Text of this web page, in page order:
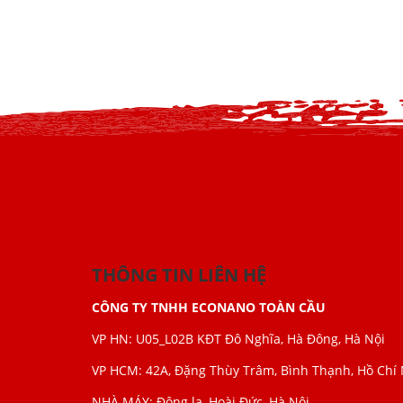
THÔNG TIN LIÊN HỆ
CÔNG TY TNHH ECONANO TOÀN CẦU
VP HN: U05_L02B KĐT Đô Nghĩa, Hà Đông, Hà Nội
VP HCM: 42A, Đặng Thùy Trâm, Bình Thạnh, Hồ Chí